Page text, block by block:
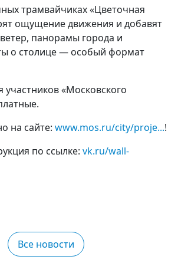
трамвайчиках «Цветочная
ощущение движения и добавят
панорамы города и
о столице — особый формат
участников «Московского
на сайте: www.mos.ru/city/proje...!
по ссылке: vk.ru/wall-
Все новости